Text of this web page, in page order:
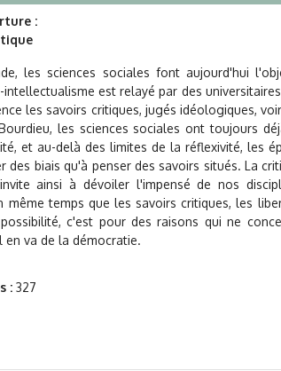
:
les sciences sociales font aujourd'hui
est relayé par des
les savoirs critiques, jugés idéologiques,
les sciences sociales ont toujours
et au-delà des limites de la réflexivité, les
des biais qu'à penser des savoirs situés. La
ainsi à dévoiler l'impensé de nos
même temps que les savoirs critiques, les
c'est pour des raisons qui ne
en va de la démocratie.
: 327